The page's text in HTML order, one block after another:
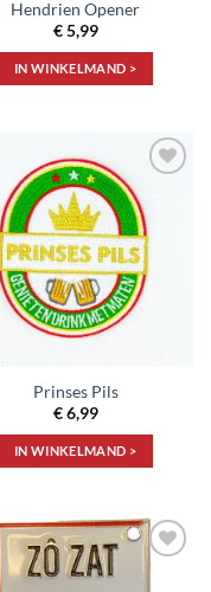
Hendrien Opener
€5,99
IN WINKELMAND >
Toevoegen
aan
verlanglijst
Prinses Pils
€6,99
IN WINKELMAND >